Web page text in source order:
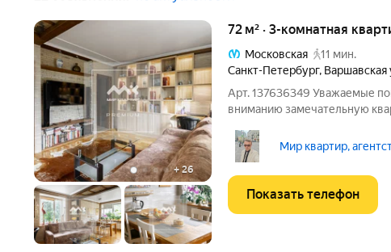
+ 26
72 м² · 3-комнатная
Московская
11 мин.
Санкт-Петербург, Варшавская
Арт. 137636349 Уважаемые
вниманию замечательную
минутах зеленый парк
гулять с семьей,
Мир квартир,
Показать телефон